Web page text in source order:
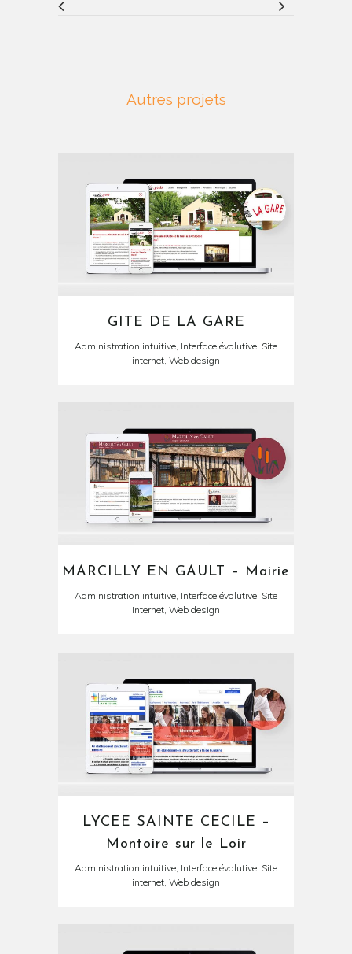
Autres projets
GITE DE LA GARE
Administration intuitive, Interface évolutive, Site
internet, Web design
MARCILLY EN GAULT – Mairie
Administration intuitive, Interface évolutive, Site
internet, Web design
LYCEE SAINTE CECILE –
Montoire sur le Loir
Administration intuitive, Interface évolutive, Site
internet, Web design